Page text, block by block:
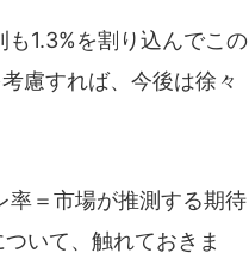
1.3%を割り込んでこの
慮すれば、今後は徐々
＝市場が推測する期待
いて、触れておきま